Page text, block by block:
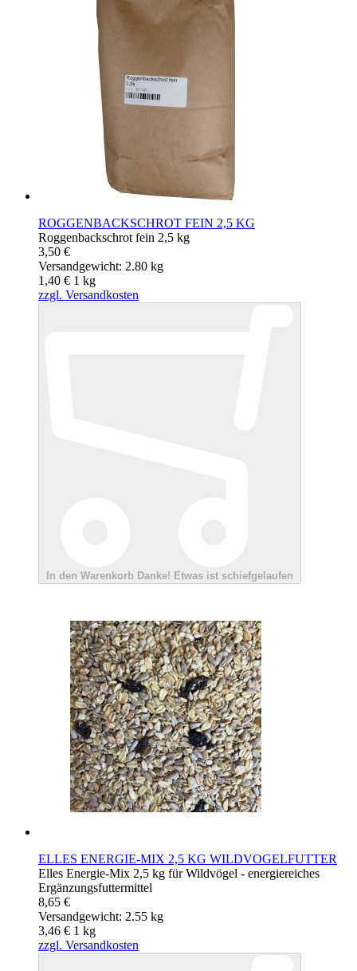
ROGGENBACKSCHROT FEIN 2,5 KG
Roggenbackschrot fein 2,5 kg
3,50 €
Versandgewicht: 2.80 kg
1,40 € 1 kg
zzgl. Versandkosten
In den Warenkorb Danke! Etwas ist schiefgelaufen
ELLES ENERGIE-MIX 2,5 KG WILDVOGELFUTTER
Elles Energie-Mix 2,5 kg für Wildvögel - energiereiches
Ergänzungsfuttermittel
8,65 €
Versandgewicht: 2.55 kg
3,46 € 1 kg
zzgl. Versandkosten